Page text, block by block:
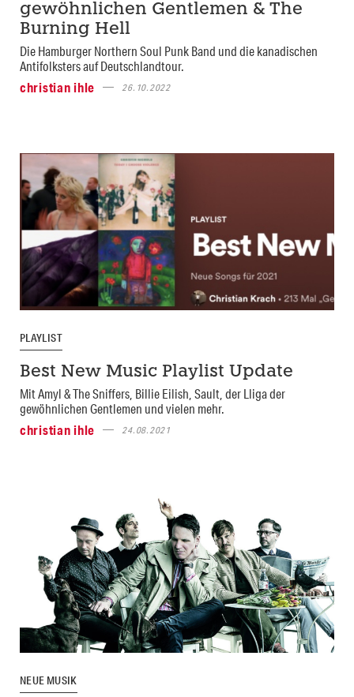
gewöhnlichen Gentlemen & The
Burning Hell
Die Hamburger Northern Soul Punk Band und die kanadischen
Antifolksters auf Deutschlandtour.
christian ihle
26.10.2022
PLAYLIST
Best New Music Playlist Update
Mit Amyl & The Sniffers, Billie Eilish, Sault, der Lliga der
gewöhnlichen Gentlemen und vielen mehr.
christian ihle
24.08.2021
NEUE MUSIK